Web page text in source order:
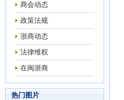
商会动态
政策法规
浙商动态
法律维权
在闽浙商
热门图片